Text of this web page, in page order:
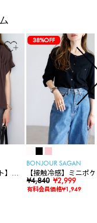
】シ
ップ
38%OFF
BONJOUR SAGAN
【接触冷感】ミニポ
袖ニットカーディガン
¥4,840 ¥2,999
有料会員価格¥1,949